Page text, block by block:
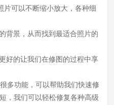
片可以不断缩小放大，各种细
背景，从而找到最适合照片的
好的让我们在修图的过程中享
多功能，可以帮助我们快速修
，我们可以轻松修复各种高级